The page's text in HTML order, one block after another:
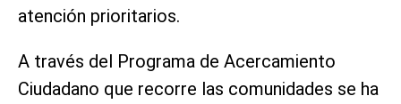
atención prioritarios.
A través del Programa de Acercamiento
Ciudadano que recorre las comunidades se ha